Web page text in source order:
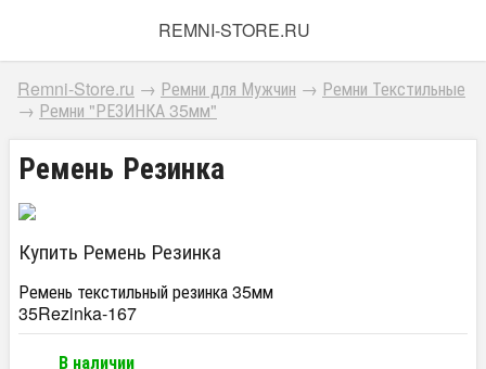
REMNI-STORE.RU
Remni-Store.ru → Ремни для Мужчин → Ремни Текстильные
→ Ремни "РЕЗИНКА 35мм"
Ремень Резинка
Купить Ремень Резинка
Ремень текстильный резинка 35мм
35Rezinka-167
В наличии